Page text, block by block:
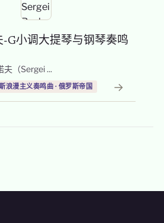
-G小调大提琴与钢琴奏鸣
夫（Sergei ...
浪漫主义奏鸣曲 · 俄罗斯帝国 →